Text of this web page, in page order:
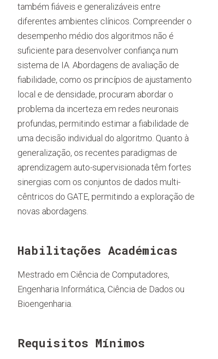
também fiáveis e generalizáveis entre
diferentes ambientes clínicos. Compreender o
desempenho médio dos algoritmos não é
suficiente para desenvolver confiança num
sistema de IA. Abordagens de avaliação de
fiabilidade, como os princípios de ajustamento
local e de densidade, procuram abordar o
problema da incerteza em redes neuronais
profundas, permitindo estimar a fiabilidade de
uma decisão individual do algoritmo. Quanto à
generalização, os recentes paradigmas de
aprendizagem auto-supervisionada têm fortes
sinergias com os conjuntos de dados multi-
cêntricos do GATE, permitindo a exploração de
novas abordagens.
Habilitações Académicas
Mestrado em Ciência de Computadores,
Engenharia Informática, Ciência de Dados ou
Bioengenharia.
Requisitos Mínimos